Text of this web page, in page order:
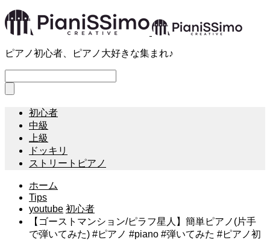
ピアノ初心者、ピアノ大好きな集まれ♪
初心者
中級
上級
ドッキリ
ストリートピアノ
ホーム
Tips
youtube 初心者
【ゴーストマンション/ピラフ星人】簡単ピアノ(片手
で弾いてみた) #ピアノ #piano #弾いてみた #ピアノ初